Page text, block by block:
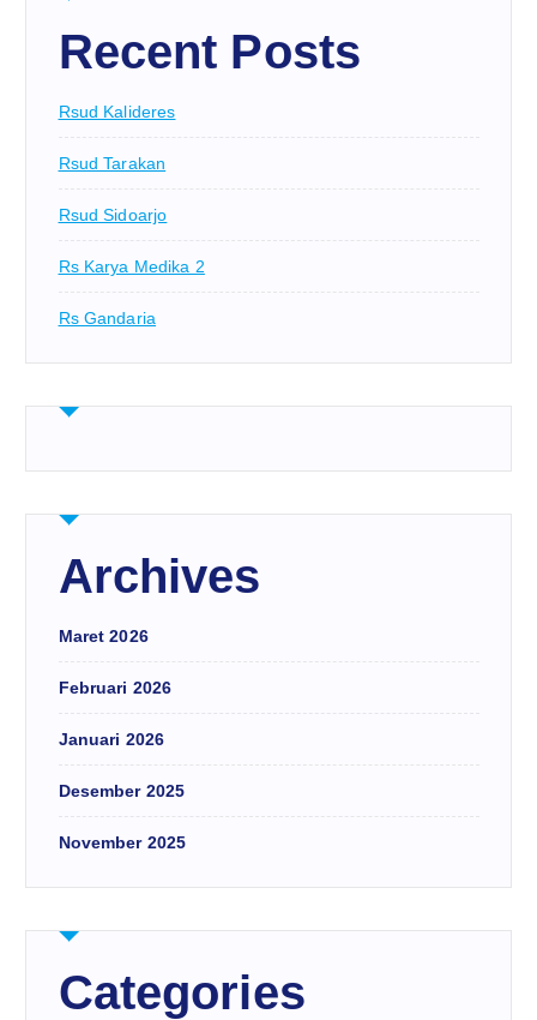
Recent Posts
Rsud Kalideres
Rsud Tarakan
Rsud Sidoarjo
Rs Karya Medika 2
Rs Gandaria
Archives
Maret 2026
Februari 2026
Januari 2026
Desember 2025
November 2025
Categories